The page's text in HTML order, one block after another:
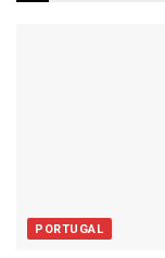
PORTUGAL